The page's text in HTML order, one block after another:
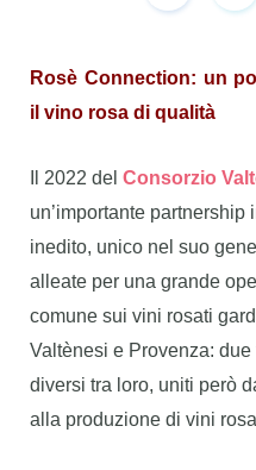
Rosè Connection: un
il vino rosa di qualità
Il 2022 del Consorzio
un’importante
inedito, unico nel suo
alleate per una grande
comune sui vini rosati
Valtènesi e Provenza:
diversi tra loro, uniti però
alla produzione di vini